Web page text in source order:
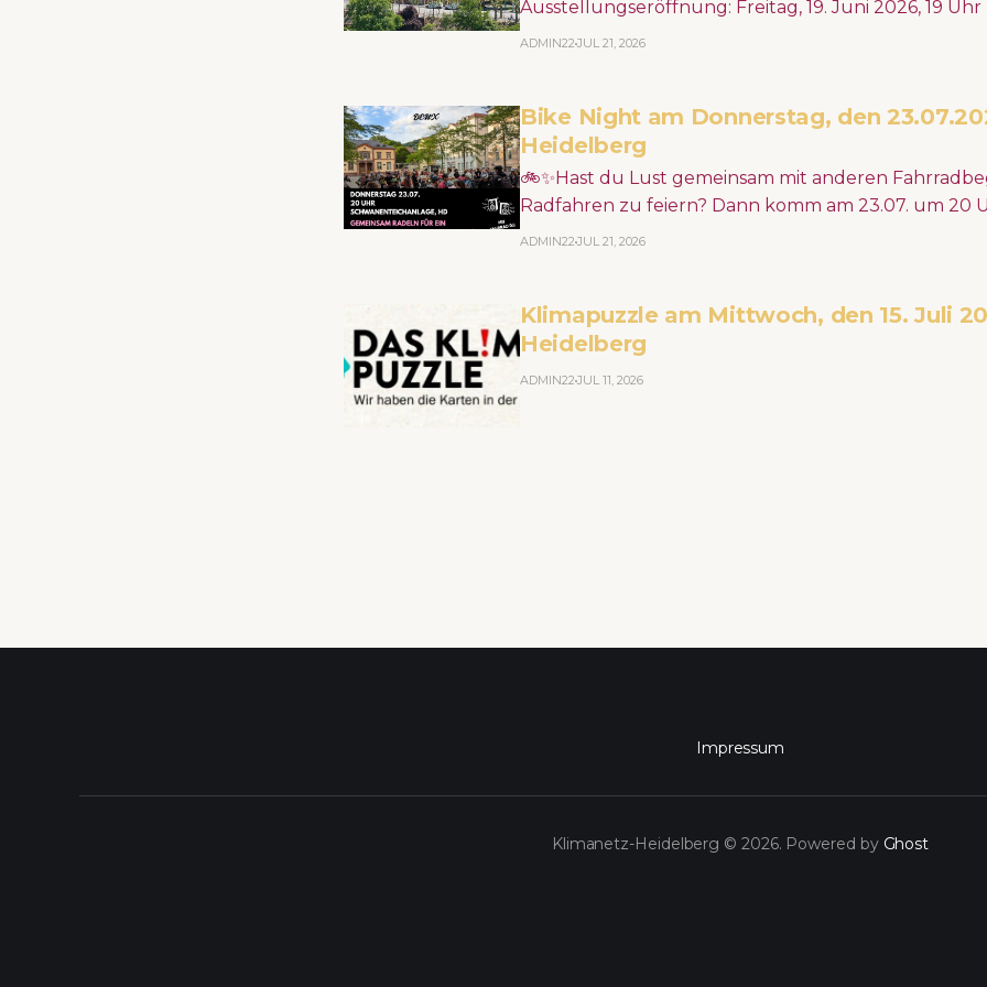
Ausstellungseröffnung: Freitag, 19. Juni 2026, 19
Architekturmuseum (DAM) >> Erdgeschoss Städte werden durch
dringend urbane Räume neu gedacht und
ADMIN22 JUL 21, 2026
Bike Night am Donnerstag, den
Heidelberg
🚲✨Hast du Lust gemeinsam mit anderen
Radfahren zu feiern? Dann komm am 23.07. um 20
Schwanenteichanlage, dreh mit uns eine Runde
deux
ADMIN22 JUL 21, 2026
Klimapuzzle am Mittwoch, den 15. Juli
Heidelberg
ADMIN22 JUL 11, 2026
Impressum
Klimanetz-Heidelberg © 2026. Powered by Ghost